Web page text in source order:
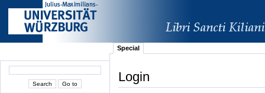
Special
Login